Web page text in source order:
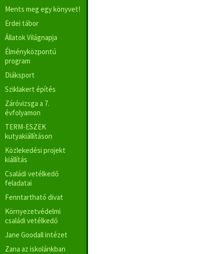
Ments meg egy könyvet!
Erdei tábor
Állatok Világnapja
Élményközpontú
program
Diáksport
Sziklakert építés
Záróvizsga a 7.
évfolyamon
TERM-ESZEK
kutyakiállításon
Közlekedési projekt
kiállítás
Családi vetélkedő
feladatai
Fenntartható divat
Környezetvédelmi
családi vetélkedő
Jane Goodall intézet
Zana az iskolánkban